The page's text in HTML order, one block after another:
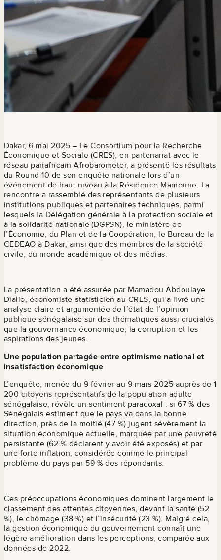
Dakar, 6 mai 2025 – Le Consortium pour la Recherche
Économique et Sociale (CRES), en partenariat avec le
réseau panafricain Afrobarometer, a présenté les résultats
du Round 10 de son enquête nationale lors d’un
événement de haut niveau à la Résidence Mamoune. La
rencontre a rassemblé des représentants de plusieurs
institutions publiques et partenaires techniques, parmi
lesquels la Délégation générale à la protection sociale et
à la solidarité nationale (DGPSN), le ministère de
l’Économie, du Plan et de la Coopération, le Bureau de la
CEDEAO à Dakar, ainsi que des membres de la société
civile, du monde académique et des médias.
La présentation a été assurée par Mamadou Abdoulaye
Diallo, économiste-statisticien au CRES, qui a livré une
analyse claire et argumentée de l’état de l’opinion
publique sénégalaise sur des thématiques aussi cruciales
que la gouvernance économique, la corruption et les
aspirations des jeunes.
Une population partagée entre optimisme national et
insatisfaction économique
L’enquête, menée du 9 février au 9 mars 2025 auprès de 1
200 citoyens représentatifs de la population adulte
sénégalaise, révèle un sentiment paradoxal : si 67 % des
Sénégalais estiment que le pays va dans la bonne
direction, près de la moitié (47 %) jugent sévèrement la
situation économique actuelle, marquée par une pauvreté
persistante (62 % déclarent y avoir été exposés) et par
une forte inflation, considérée comme le principal
problème du pays par 59 % des répondants.
Ces préoccupations économiques dominent largement le
classement des attentes citoyennes, devant la santé (52
%), le chômage (38 %) et l’insécurité (23 %). Malgré cela,
la gestion économique du gouvernement connaît une
légère amélioration dans les perceptions, comparée aux
données de 2022.